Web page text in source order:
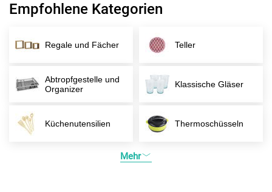
Empfohlene Kategorien
Regale und Fächer Teller
Abtropfgestelle und
Organizer
Klassische Gläser
Küchenutensilien Thermoschüsseln
Mehr